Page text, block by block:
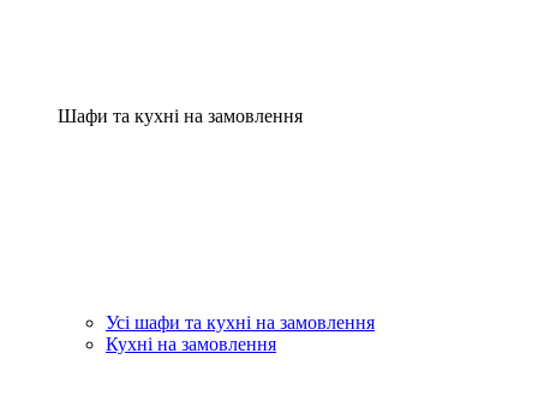
Шафи та кухні на замовлення
Усі шафи та кухні на замовлення
Кухні на замовлення